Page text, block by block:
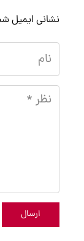
نشانی ایمیل
ارسال